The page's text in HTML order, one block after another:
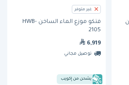
سخان
غير متوفر
فتكو موزع الماء الساخن HWB-
2105
6,919
توصيل مجاني
يشحن من إكويب